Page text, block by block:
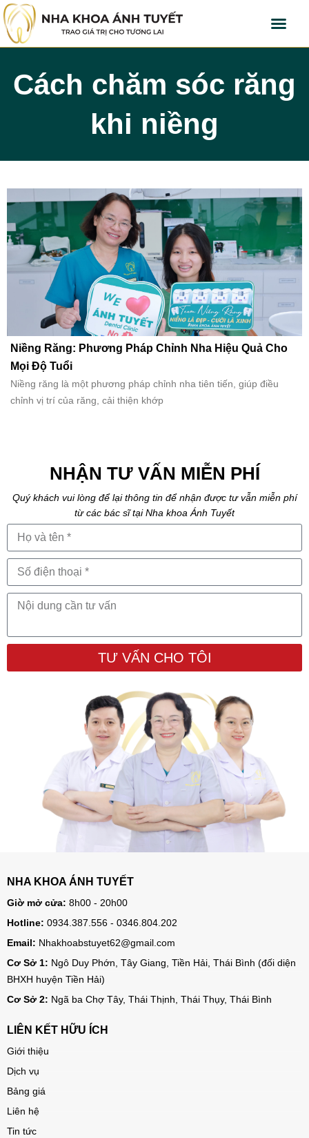
Cách chăm sóc răng
khi niềng
Niềng Răng: Phương Pháp Chỉnh Nha Hiệu Quả Cho
Mọi Độ Tuổi
Niềng răng là một phương pháp chỉnh nha tiên tiến, giúp điều
chỉnh vị trí của răng, cải thiện khớp
NHẬN TƯ VẤN MIỄN PHÍ
Quý khách vui lòng để lại thông tin để nhận được tư vẫn miễn phí
từ các bác sĩ tại Nha khoa Ánh Tuyết
TƯ VẤN CHO TÔI
NHA KHOA ÁNH TUYẾT
Giờ mở cửa: 8h00 - 20h00
Hotline: 0934.387.556 - 0346.804.202
Email: Nhakhoabstuyet62@gmail.com
Cơ Sở 1: Ngô Duy Phớn, Tây Giang, Tiền Hải, Thái Bình (đối diện
BHXH huyện Tiền Hải)
Cơ Sở 2: Ngã ba Chợ Tây, Thái Thịnh, Thái Thụy, Thái Bình
LIÊN KẾT HỮU ÍCH
Giới thiệu
Dịch vụ
Bảng giá
Liên hệ
Tin tức